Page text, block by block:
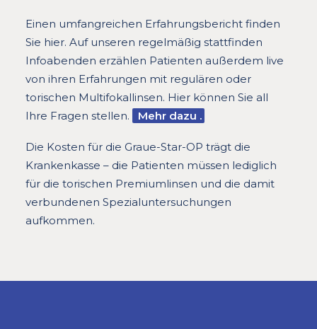
Einen umfangreichen Erfahrungsbericht finden
Sie hier. Auf unseren regelmäßig stattfinden
Infoabenden erzählen Patienten außerdem live
von ihren Erfahrungen mit regulären oder
torischen Multifokallinsen. Hier können Sie all
Ihre Fragen stellen.
Mehr dazu .
Die Kosten für die Graue-Star-OP trägt die
Krankenkasse – die Patienten müssen lediglich
für die torischen Premiumlinsen und die damit
verbundenen Spezialuntersuchungen
aufkommen.